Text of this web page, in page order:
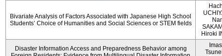
Bivariate Analysis of Factors Associated with Japanese High School
Students’ Choice of Humanities and Social Sciences or STEM fields
Hiroki
Disaster Information Access and Preparedness Behavior among